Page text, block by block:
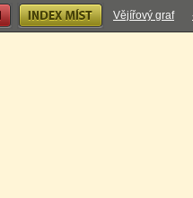
Index míst Vějířový graf